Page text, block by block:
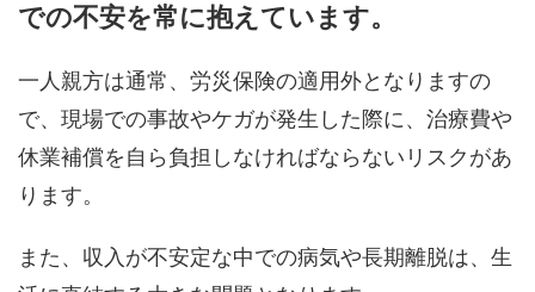
での不安を常に抱えています。
一人親方は通常、労災保険の適用外となりますの
で、現場での事故やケガが発生した際に、治療費や
休業補償を自ら負担しなければならないリスクがあ
ります。
また、収入が不安定な中での病気や長期離脱は、生